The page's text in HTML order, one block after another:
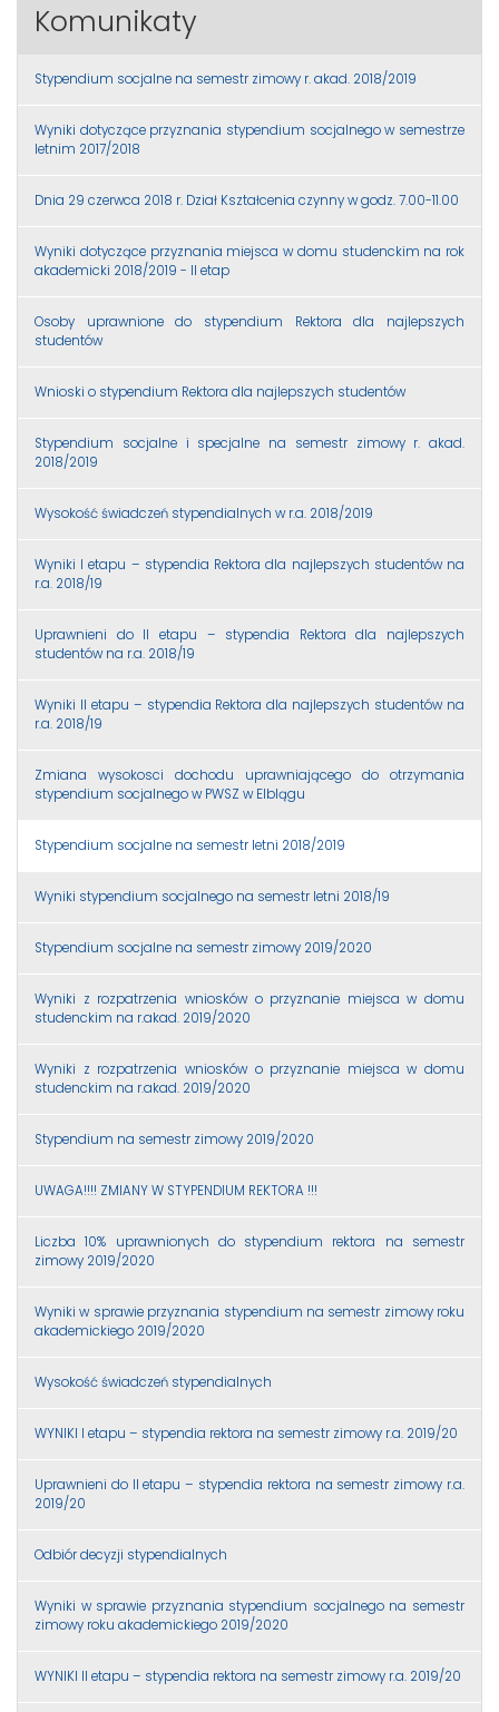
Komunikaty
Stypendium socjalne na semestr zimowy r. akad. 2018/2019
Wyniki dotyczące przyznania stypendium socjalnego w semestrze
letnim 2017/2018
Dnia 29 czerwca 2018 r. Dział Kształcenia czynny w godz. 7.00-11.00
Wyniki dotyczące przyznania miejsca w domu studenckim na rok
akademicki 2018/2019 - II etap
Osoby uprawnione do stypendium Rektora dla najlepszych
studentów
Wnioski o stypendium Rektora dla najlepszych studentów
Stypendium socjalne i specjalne na semestr zimowy r. akad.
2018/2019
Wysokość świadczeń stypendialnych w r.a. 2018/2019
Wyniki I etapu – stypendia Rektora dla najlepszych studentów na
r.a. 2018/19
Uprawnieni do II etapu – stypendia Rektora dla najlepszych
studentów na r.a. 2018/19
Wyniki II etapu – stypendia Rektora dla najlepszych studentów na
r.a. 2018/19
Zmiana wysokosci dochodu uprawniającego do otrzymania
stypendium socjalnego w PWSZ w Elblągu
Stypendium socjalne na semestr letni 2018/2019
Wyniki stypendium socjalnego na semestr letni 2018/19
Stypendium socjalne na semestr zimowy 2019/2020
Wyniki z rozpatrzenia wniosków o przyznanie miejsca w domu
studenckim na r.akad. 2019/2020
Wyniki z rozpatrzenia wniosków o przyznanie miejsca w domu
studenckim na r.akad. 2019/2020
Stypendium na semestr zimowy 2019/2020
UWAGA!!!! ZMIANY W STYPENDIUM REKTORA !!!
Liczba 10% uprawnionych do stypendium rektora na semestr
zimowy 2019/2020
Wyniki w sprawie przyznania stypendium na semestr zimowy roku
akademickiego 2019/2020
Wysokość świadczeń stypendialnych
WYNIKI I etapu – stypendia rektora na semestr zimowy r.a. 2019/20
Uprawnieni do II etapu – stypendia rektora na semestr zimowy r.a.
2019/20
Odbiór decyzji stypendialnych
Wyniki w sprawie przyznania stypendium socjalnego na semestr
zimowy roku akademickiego 2019/2020
WYNIKI II etapu – stypendia rektora na semestr zimowy r.a. 2019/20